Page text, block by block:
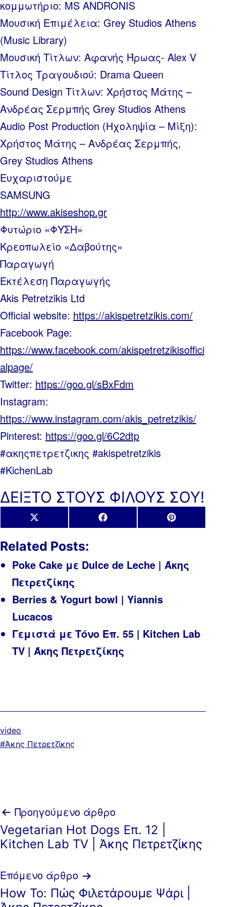
κομμωτήριο: MS ANDRONIS
Μουσική Επιμέλεια: Grey Studios Athens
(Music Library)
Μουσική Τίτλων: Αφανής Ήρωας- Alex V
Τίτλος Τραγουδιού: Drama Queen
Sound Design Τίτλων: Χρήστος Μάτης –
Ανδρέας Σερμπής Grey Studios Athens
Audio Post Production (Ηχοληψία – Μίξη):
Χρήστος Μάτης – Ανδρέας Σερμπής,
Grey Studios Athens
Ευχαριστούμε
SAMSUNG
http://www.akiseshop.gr
Φυτώριο «ΦΥΣΗ»
Κρεοπωλείο «Δαβούτης»
Παραγωγή
Εκτέλεση Παραγωγής
Akis Petretzikis Ltd
Official website: https://akispetretzikis.com/
Facebook Page:
https://www.facebook.com/akispetretzikisoffici
alpage/
Twitter: https://goo.gl/sBxFdm
Instagram:
https://www.instagram.com/akis_petretzikis/
Pinterest: https://goo.gl/6C2dtp
#ακηςπετρετζικης #akispetretzikis
#KichenLab
ΔΕΙΞΤΟ ΣΤΟΥΣ ΦΙΛΟΥΣ ΣΟΥ!
Share
on
X
(Twitter)
Share
on
Facebook
Share
on
Pinterest
Related Posts:
Poke Cake με Dulce de Leche | Άκης
Πετρετζίκης
Berries & Yogurt bowl | Yiannis
Lucacos
Γεμιστά με Τόνο Επ. 55 | Kitchen Lab
TV | Άκης Πετρετζίκης
Κατηγοριοποιημένα
ως
video
ΜεΆκης Πετρετζίκης
Πλοήγηση
άρθρων
Προηγούμενο άρθρο
Vegetarian Hot Dogs Επ. 12 |
Kitchen Lab TV | Άκης Πετρετζίκης
Επόμενο άρθρο
How To: Πώς Φιλετάρουμε Ψάρι |